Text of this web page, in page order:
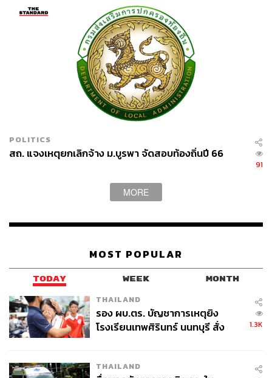
POLITICS
สถ. แจงเหตุยกเลิกจ้าง ม.บูรพา จัดสอบท้องถิ่นปี 66
91
MORE
MOST POPULAR
TODAY WEEK MONTH
THAILAND
รอง ผบ.ตร. บัญชาการเหตุยิง
โรงเรียนเทพศิรินทร์ นนทบุรี สั่ง
1.3K
THAILAND